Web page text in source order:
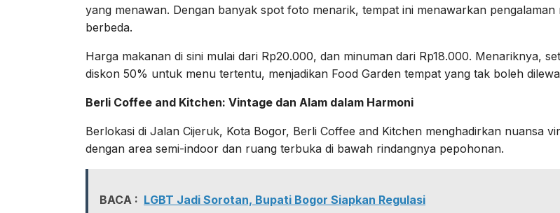
yang menawan. Dengan banyak spot foto menarik, tempat ini menawarkan pengalaman
berbeda.
Harga makanan di sini mulai dari Rp20.000, dan minuman dari Rp18.000. Menariknya,
diskon 50% untuk menu tertentu, menjadikan Food Garden tempat yang tak boleh
Berli Coffee and Kitchen: Vintage dan Alam dalam Harmoni
Berlokasi di Jalan Cijeruk, Kota Bogor, Berli Coffee and Kitchen menghadirkan nuansa
dengan area semi-indoor dan ruang terbuka di bawah rindangnya pepohonan.
BACA : LGBT Jadi Sorotan, Bupati Bogor Siapkan Regulasi